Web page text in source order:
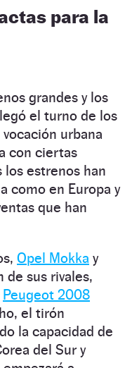
para la
grandes y los
el turno de los
urbana
con ciertas
estrenos han
como en Europa y
que han
Opel Mokka y
de sus rivales,
Peugeot 2008
el tirón
la capacidad de
del Sur y